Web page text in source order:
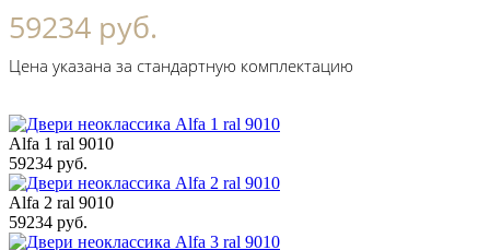
59234 руб.
Цена указана за стандартную комплектацию
Alfa 1 ral 9010
59234 руб.
Alfa 2 ral 9010
59234 руб.